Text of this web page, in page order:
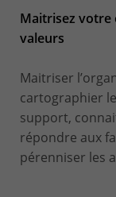
Maitrisez votre
valeurs
Maitriser
cartographier
support,
répondre aux
pérenniser les